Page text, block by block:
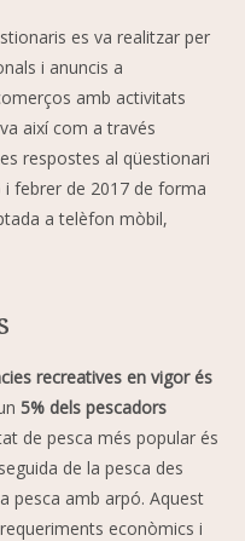
es va realitzar per
i anuncis a
amb activitats
així com a través
respostes al qüestionari
febrer de 2017 de forma
a telèfon mòbil,
recreatives en vigor és
5% dels pescadors
de pesca més popular és
de la pesca des
pesca amb arpó. Aquest
econòmics i